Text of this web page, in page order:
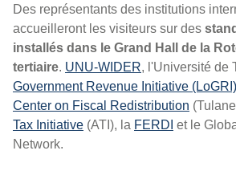
Des représentants des institutions
accueilleront les visiteurs sur des
installés dans le Grand Hall de la
tertiaire. UNU-WIDER, l'Université de
Government Revenue Initiative
Center on Fiscal Redistribution
Tax Initiative (ATI), la FERDI et le
Network.